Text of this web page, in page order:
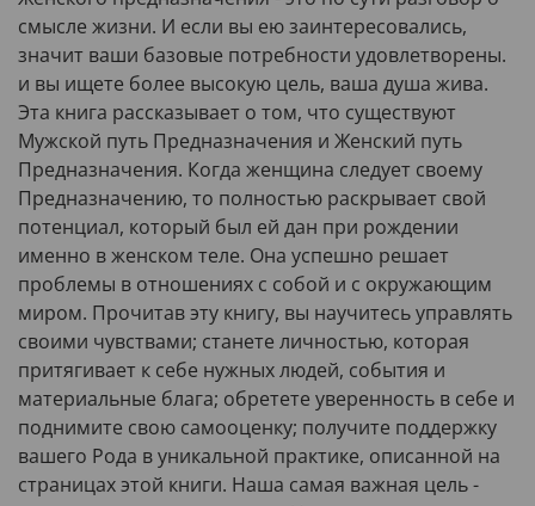
смысле жизни. И если вы ею заинтересовались,
значит ваши базовые потребности удовлетворены.
и вы ищете более высокую цель, ваша душа жива.
Эта книга рассказывает о том, что существуют
Мужской путь Предназначения и Женский путь
Предназначения. Когда женщина следует своему
Предназначению, то полностью раскрывает свой
потенциал, который был ей дан при рождении
именно в женском теле. Она успешно решает
проблемы в отношениях с собой и с окружающим
миром. Прочитав эту книгу, вы научитесь управлять
своими чувствами; станете личностью, которая
притягивает к себе нужных людей, события и
материальные блага; обретете уверенность в себе и
поднимите свою самооценку; получите поддержку
вашего Рода в уникальной практике, описанной на
страницах этой книги. Наша самая важная цель -